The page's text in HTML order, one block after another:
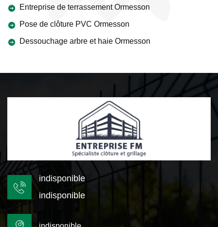
Entreprise de terrassement Ormesson
Pose de clôture PVC Ormesson
Dessouchage arbre et haie Ormesson
indisponible
indisponible